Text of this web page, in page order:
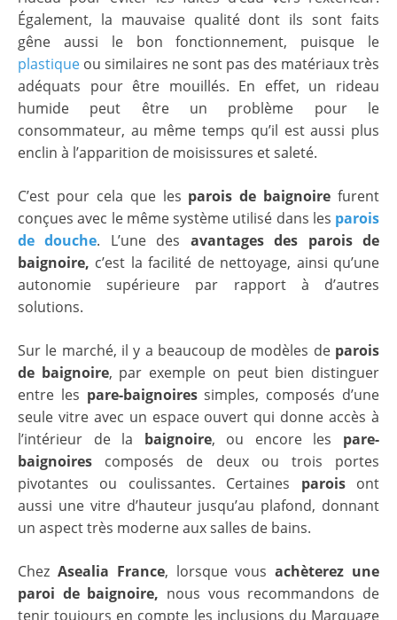
Également, la mauvaise qualité dont ils sont faits
gêne aussi le bon fonctionnement, puisque le
plastique ou similaires ne sont pas des matériaux très
adéquats pour être mouillés. En effet, un rideau
humide peut être un problème pour le
consommateur, au même temps qu’il est aussi plus
enclin à l’apparition de moisissures et saleté.
C’est pour cela que les parois de baignoire furent
conçues avec le même système utilisé dans les parois
de douche. L’une des avantages des parois de
baignoire, c’est la facilité de nettoyage, ainsi qu’une
autonomie supérieure par rapport à d’autres
solutions.
Sur le marché, il y a beaucoup de modèles de parois
de baignoire, par exemple on peut bien distinguer
entre les pare-baignoiressimples, composés d’une
seule vitre avec un espace ouvert qui donne accès à
l’intérieur de la baignoire, ou encore les pare-
baignoires composés de deux ou trois portes
pivotantes ou coulissantes. Certaines paroisont
aussi une vitre d’hauteur jusqu’au plafond, donnant
un aspect très moderne aux salles de bains.
Chez Asealia France, lorsque vousachèterez une
paroi de baignoire, nous vous recommandons de
tenir toujours en compte les inclusions du Marquage